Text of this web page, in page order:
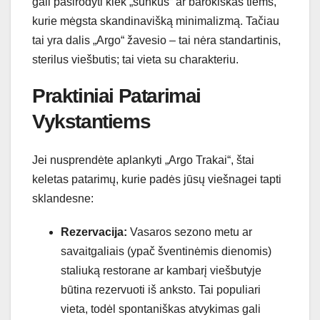
kurie mėgsta skandinavišką minimalizmą. Tačiau
tai yra dalis „Argo“ žavesio – tai nėra standartinis,
sterilus viešbutis; tai vieta su charakteriu.
Praktiniai Patarimai
Vykstantiems
Jei nusprendėte aplankyti „Argo Trakai“, štai
keletas patarimų, kurie padės jūsų viešnagei tapti
sklandesne:
Rezervacija: Vasaros sezono metu ar
savaitgaliais (ypač šventinėmis dienomis)
staliuką restorane ar kambarį viešbutyje
būtina rezervuoti iš anksto. Tai populiari
vieta, todėl spontaniškas atvykimas gali